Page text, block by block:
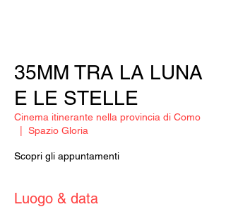
35MM TRA LA LUNA
E LE STELLE
Cinema itinerante nella provincia di Como
Spazio Gloria
Scopri gli appuntamenti
Luogo & data